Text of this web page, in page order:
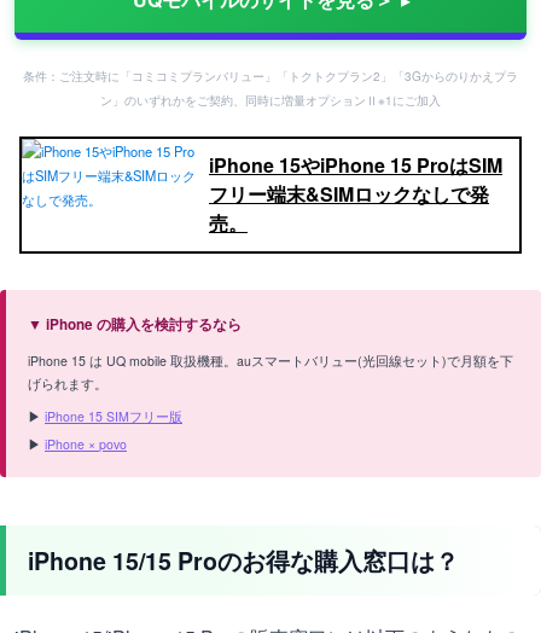
条件：ご注文時に「コミコミプランバリュー」「トクトクプラン2」「3Gからのりかえプラ
ン」のいずれかをご契約、同時に増量オプションⅡ※1にご加入
iPhone 15やiPhone 15 ProはSIM
フリー端末&SIMロックなしで発
売。
▼ iPhone の購入を検討するなら
iPhone 15 は UQ mobile 取扱機種。auスマートバリュー(光回線セット)で月額を下
げられます。
▶ iPhone 15 SIMフリー版
▶ iPhone × povo
iPhone 15/15 Proのお得な購入窓口は？